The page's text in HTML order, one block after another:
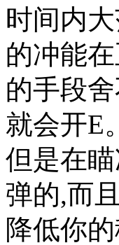
时间内
的冲能
的手段
就会开E
但是在
弹的,而
降低你